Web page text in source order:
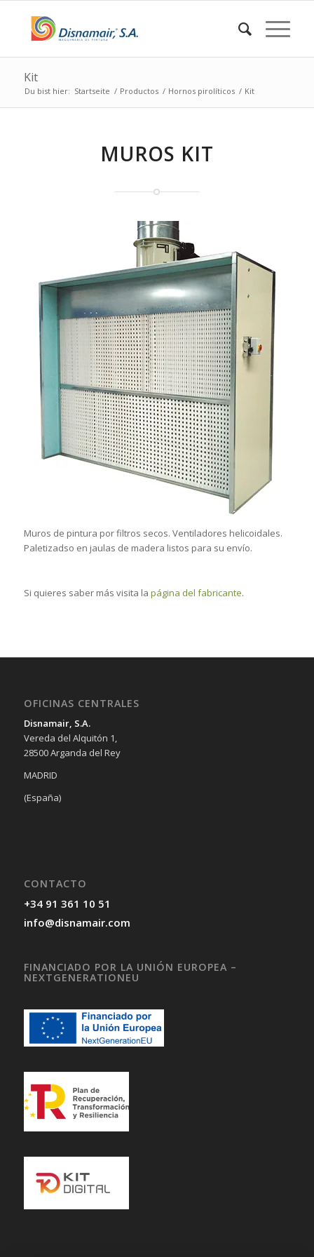
Kit
Du bist hier: Startseite / Productos / Hornos pirolíticos / Kit
MUROS KIT
Muros de pintura por filtros secos. Ventiladores helicoidales.
Paletizadso en jaulas de madera listos para su envío.
Si quieres saber más visita la página del fabricante.
OFICINAS CENTRALES
Disnamair, S.A.
Vereda del Alquitón 1,
28500 Arganda del Rey
MADRID
(España)
CONTACTO
+34 91 361 10 51
info@disnamair.com
FINANCIADO POR LA UNIÓN EUROPEA –
NEXTGENERATIONEU